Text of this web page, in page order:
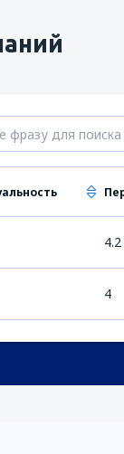
4.2
4